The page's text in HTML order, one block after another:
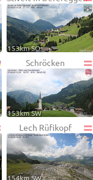
153km SO
Schröcken
153km SW
Lech Rüfikopf
154km SW